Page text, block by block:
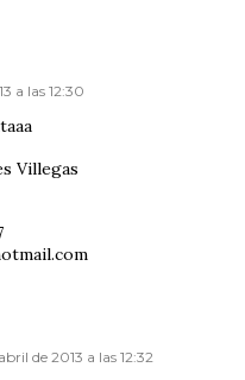
a las 12:30
Villegas
de 2013 a las 12:32